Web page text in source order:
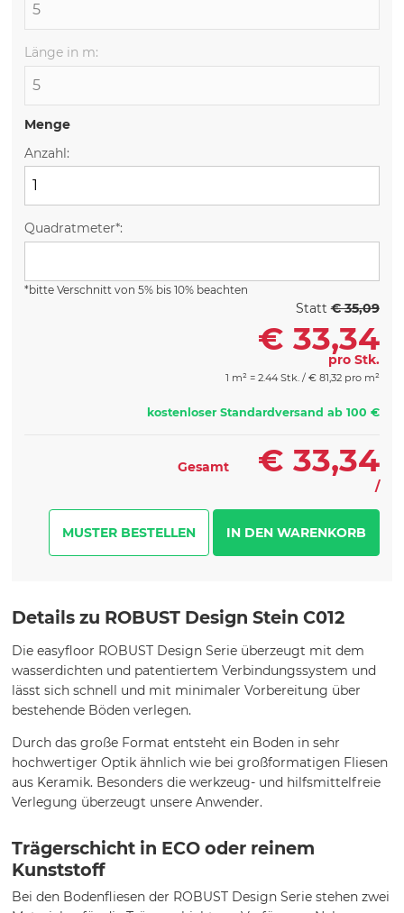
Länge in m:
Menge
Anzahl:
Quadratmeter*:
*bitte Verschnitt von 5% bis 10% beachten
Statt€ 35,09
€ 33,34
pro Stk.
1 m² = 2.44 Stk. / €81,32 pro m²
kostenloser Standardversand ab 100 €
Gesamt € 33,34
/
MUSTER BESTELLEN
Details zu ROBUST Design Stein C012
Die easyfloor ROBUST Design Serie überzeugt mit dem
wasserdichten und patentiertem Verbindungssystem und
lässt sich schnell und mit minimaler Vorbereitung über
bestehende Böden verlegen.
Durch das große Format entsteht ein Boden in sehr
hochwertiger Optik ähnlich wie bei großformatigen Fliesen
aus Keramik. Besonders die werkzeug- und hilfsmittelfreie
Verlegung überzeugt unsere Anwender.
Trägerschicht in ECO oder reinem
Kunststoff
Bei den Bodenfliesen der ROBUST Design Serie stehen zwei